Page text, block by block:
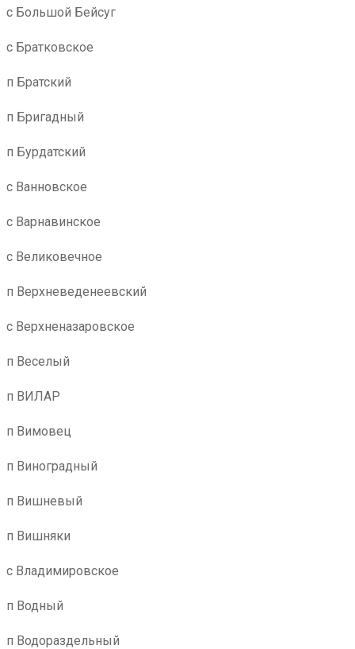
с Большой Бейсуг
с Братковское
п Братский
п Бригадный
п Бурдатский
с Ванновское
с Варнавинское
с Великовечное
п Верхневеденеевский
с Верхненазаровское
п Веселый
п ВИЛАР
п Вимовец
п Виноградный
п Вишневый
п Вишняки
с Владимировское
п Водный
п Водораздельный